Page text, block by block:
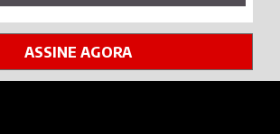
ASSINE AGORA